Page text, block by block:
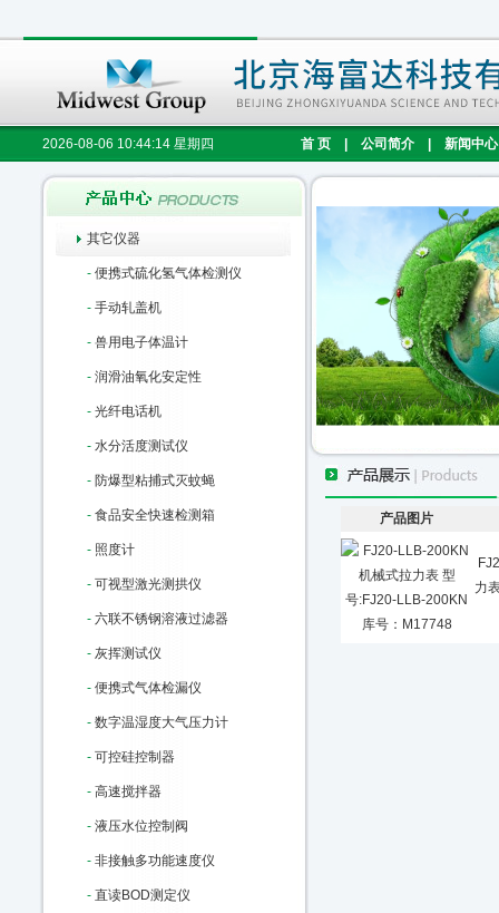
2026-08-06 10:44:15 星期四 首 页 公司简介 新闻中心
其它仪器
- 便携式硫化氢气体检测仪
- 手动轧盖机
- 兽用电子体温计
- 润滑油氧化安定性
- 光纤电话机
- 水分活度测试仪
- 防爆型粘捕式灭蚊蝇
- 食品安全快速检测箱
- 照度计
- 可视型激光测拱仪
- 六联不锈钢溶液过滤器
- 灰挥测试仪
- 便携式气体检漏仪
- 数字温湿度大气压力计
- 可控硅控制器
- 高速搅拌器
- 液压水位控制阀
- 非接触多功能速度仪
- 直读BOD测定仪
产品图片
力